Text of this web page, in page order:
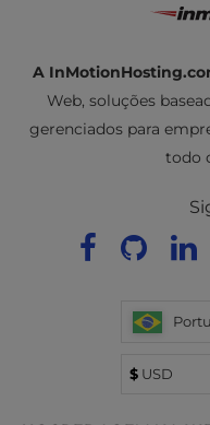
A
Web, soluções
gerenciados para
todo
$USD